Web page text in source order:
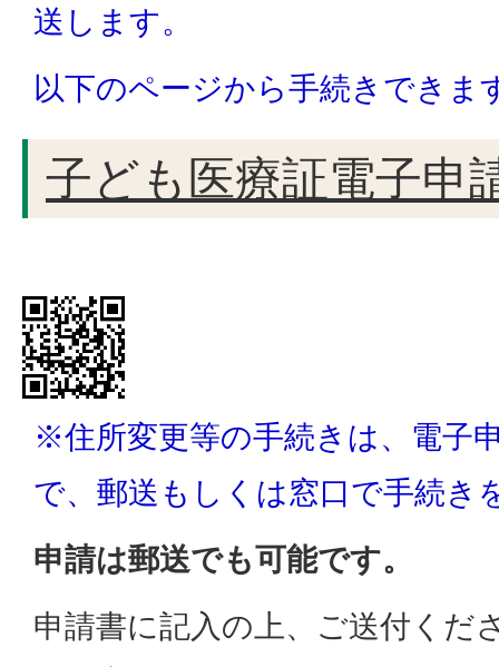
送します。
以下のページから手続きできま
子ども医療証電子申
※住所変更等の手続きは、電子
で、郵送もしくは窓口で手続き
申請は郵送でも可能です。
申請書に記入の上、ご送付くだ